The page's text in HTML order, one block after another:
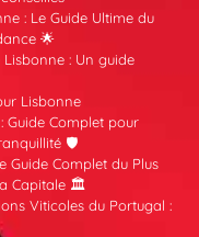
: Le Guide Ultime du
🌟
: Un guide
Lisbonne
Guide Complet pour
🛡️
Guide Complet du Plus
Capitale 🏛️
Viticoles du Portugal :